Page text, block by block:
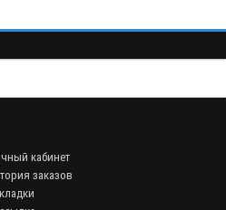
кабинет
заказов